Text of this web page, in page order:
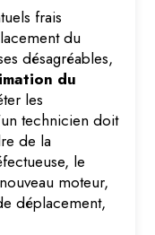
frais
du
désagréables,
du
les
technicien doit
de la
le
moteur,
déplacement,